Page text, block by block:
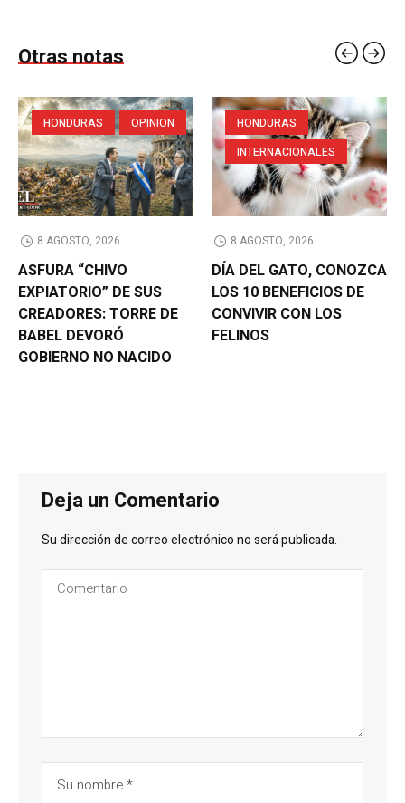
Otras notas
HONDURAS OPINION
8 AGOSTO, 2026
ASFURA “CHIVO
EXPIATORIO” DE SUS
CREADORES: TORRE DE
BABEL DEVORÓ
GOBIERNO NO NACIDO
HONDURAS
INTERNACIONALES
8 AGOSTO, 2026
DÍA DEL GATO, CONOZCA
LOS 10 BENEFICIOS DE
CONVIVIR CON LOS
FELINOS
Deja un Comentario
Su dirección de correo electrónico no será publicada.